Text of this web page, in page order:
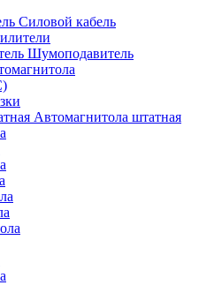
Силовой кабель
Шумоподавитель
Автомагнитола штатная